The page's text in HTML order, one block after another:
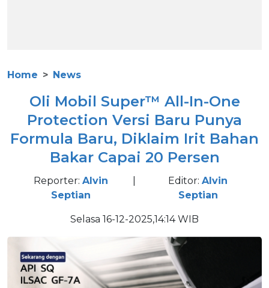
Home News
Oli Mobil Super™ All-In-One
Protection Versi Baru Punya
Formula Baru, Diklaim Irit Bahan
Bakar Capai 20 Persen
Reporter: Alvin
Septian
Editor:Alvin
Septian
Selasa 16-12-2025,14:14 WIB